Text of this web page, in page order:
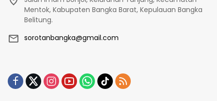
Mentok, Kabupaten Bangka Barat, Kepulauan Bangka
Belitung.
sorotanbangka@gmail.com